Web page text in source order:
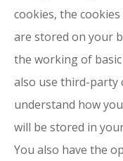
cookies, the
are stored on your
the working of
also use third-party
understand how
will be stored in
You also have the